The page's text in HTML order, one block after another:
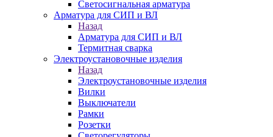
Светосигнальная арматура
Арматура для СИП и ВЛ
Назад
Арматура для СИП и ВЛ
Термитная сварка
Электроустановочные изделия
Назад
Электроустановочные изделия
Вилки
Выключатели
Рамки
Розетки